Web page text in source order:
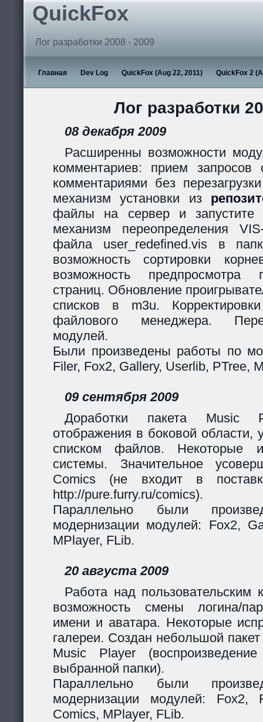
QuickFox
Лог разработки 2008 - 2009
Главная Dev Log QuickFox (Aug 22, 2011) QuickFox 2
Лог разработки
08 декабря 2009
Расширенны возможности
комментариев: прием запросов
комментариями без
механизм установки из
файлы на сервер и запустите
механизм переопределения
файла user_redefined.vis в
возможность сортировки
возможность предпросмотра
страниц. Обновление
списков в m3u.
файлового менеджера.
модулей.
Были произведены работы по
Filer, Fox2, Gallery, Userlib, PTree,
09 сентября 2009
Доработки пакета Music
отображения в боковой области,
списком файлов. Некоторые
системы. Значительное
Comics (не входит в
http://pure.furry.ru/comics).
Параллельно были
модернизации модулей: Fox2,
MPlayer, FLib.
20 августа 2009
Работа над пользовательским
возможность смены логина/
имени и аватара. Некоторые
галереи. Создан небольшой
Music Player
выбранной папки).
Параллельно были
модернизации модулей: Fox2,
Comics, MPlayer, FLib.